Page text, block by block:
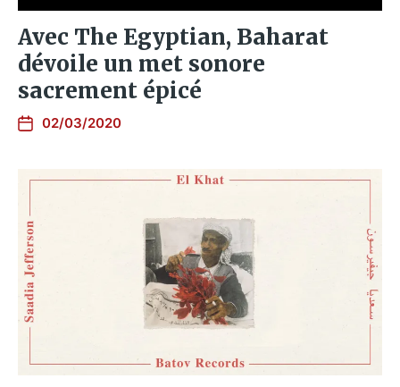
Avec The Egyptian, Baharat
dévoile un met sonore
sacrement épicé
02/03/2020